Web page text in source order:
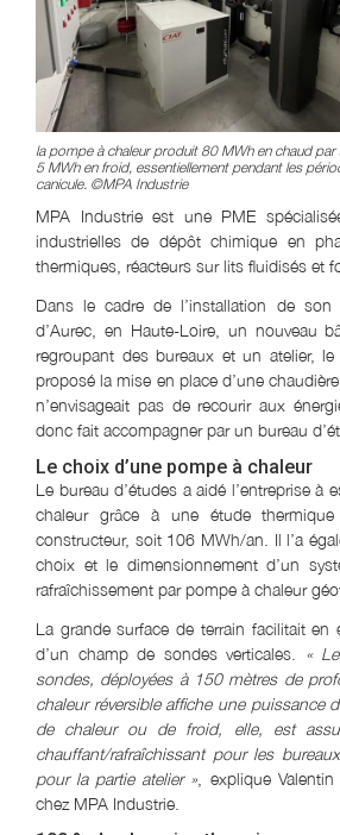
la pompe à chaleur produit 80 MWh en chaud par
5 MWh en froid, essentiellement pendant les
canicule. ©MPA Industrie
MPA Industrie est une PME
industrielles de dépôt chimique en
thermiques, réacteurs sur lits fluidisés et
Dans le cadre de l’installation de
d’Aurec, en Haute-Loire, un nouveau
regroupant des bureaux et un atelier,
proposé la mise en place d’une
n’envisageait pas de recourir aux
donc fait accompagner par un bureau
Le choix d’une pompe à chaleur
Le bureau d’études a aidé l’entreprise à
chaleur grâce à une étude
constructeur, soit 106 MWh/an. Il l’a
choix et le dimensionnement d’un
rafraîchissement par pompe à chaleur
La grande surface de terrain facilitait en
d’un champ de sondes verticales. «
sondes, déployées à 150 mètres de
chaleur réversible affiche une puissance
de chaleur ou de froid, elle, est
chauffant/rafraîchissant pour les
pour la partie atelier » , explique
chez MPA Industrie.